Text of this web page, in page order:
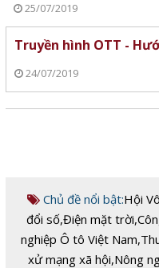
25/07/2019
Truyền hình OTT -
24/07/2019
Chủ đề nổi bật:Hội
đổi số,Điện mặt trời,
nghiệp Ô tô Việt Nam,
xử mạng xã hội,Nông